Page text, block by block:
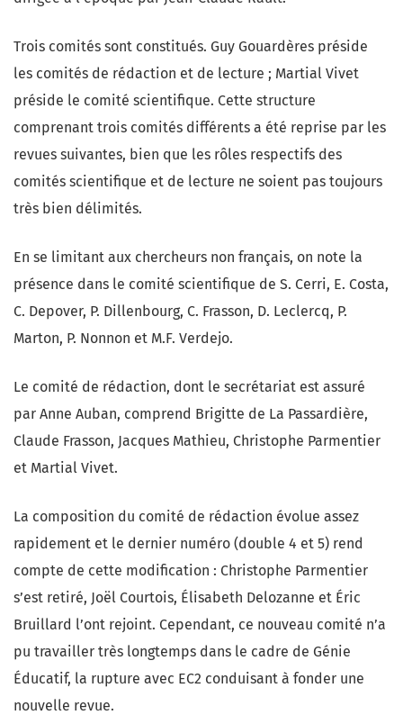
Trois comités sont constitués. Guy Gouardères préside
les comités de rédaction et de lecture ; Martial Vivet
préside le comité scientifique. Cette structure
comprenant trois comités différents a été reprise par les
revues suivantes, bien que les rôles respectifs des
comités scientifique et de lecture ne soient pas toujours
très bien délimités.
En se limitant aux chercheurs non français, on note la
présence dans le comité scientifique de S. Cerri, E. Costa,
C. Depover, P. Dillenbourg, C. Frasson, D. Leclercq, P.
Marton, P. Nonnon et M.F. Verdejo.
Le comité de rédaction, dont le secrétariat est assuré
par Anne Auban, comprend Brigitte de La Passardière,
Claude Frasson, Jacques Mathieu, Christophe Parmentier
et Martial Vivet.
La composition du comité de rédaction évolue assez
rapidement et le dernier numéro (double 4 et 5) rend
compte de cette modification : Christophe Parmentier
s’est retiré, Joël Courtois, Élisabeth Delozanne et Éric
Bruillard l’ont rejoint. Cependant, ce nouveau comité n’a
pu travailler très longtemps dans le cadre de Génie
Éducatif, la rupture avec EC2 conduisant à fonder une
nouvelle revue.